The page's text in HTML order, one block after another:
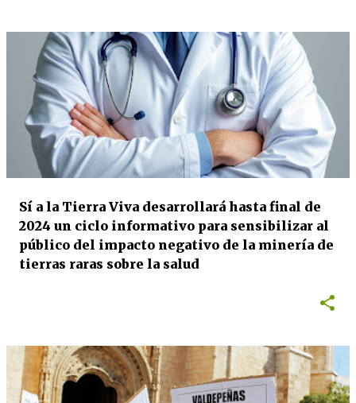
Sí a la Tierra Viva desarrollará hasta final de
2024 un ciclo informativo para sensibilizar al
público del impacto negativo de la minería de
tierras raras sobre la salud